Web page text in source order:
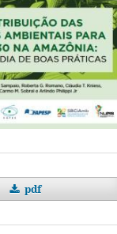
pdf